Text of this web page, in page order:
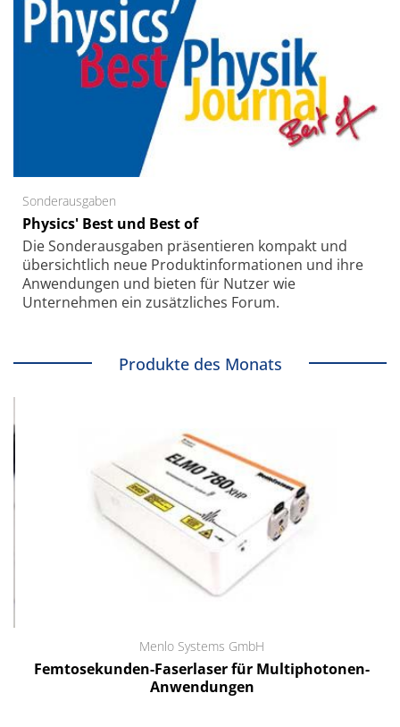
Sonderausgaben
Physics' Best und Best of
Die Sonder­ausgaben präsentieren kompakt und
übersichtlich neue Produkt­informationen und ihre
Anwendungen und bieten für Nutzer wie
Unternehmen ein zusätzliches Forum.
Produkte des Monats
Menlo Systems GmbH
Femtosekunden-Faserlaser für Multiphotonen-
Anwendungen